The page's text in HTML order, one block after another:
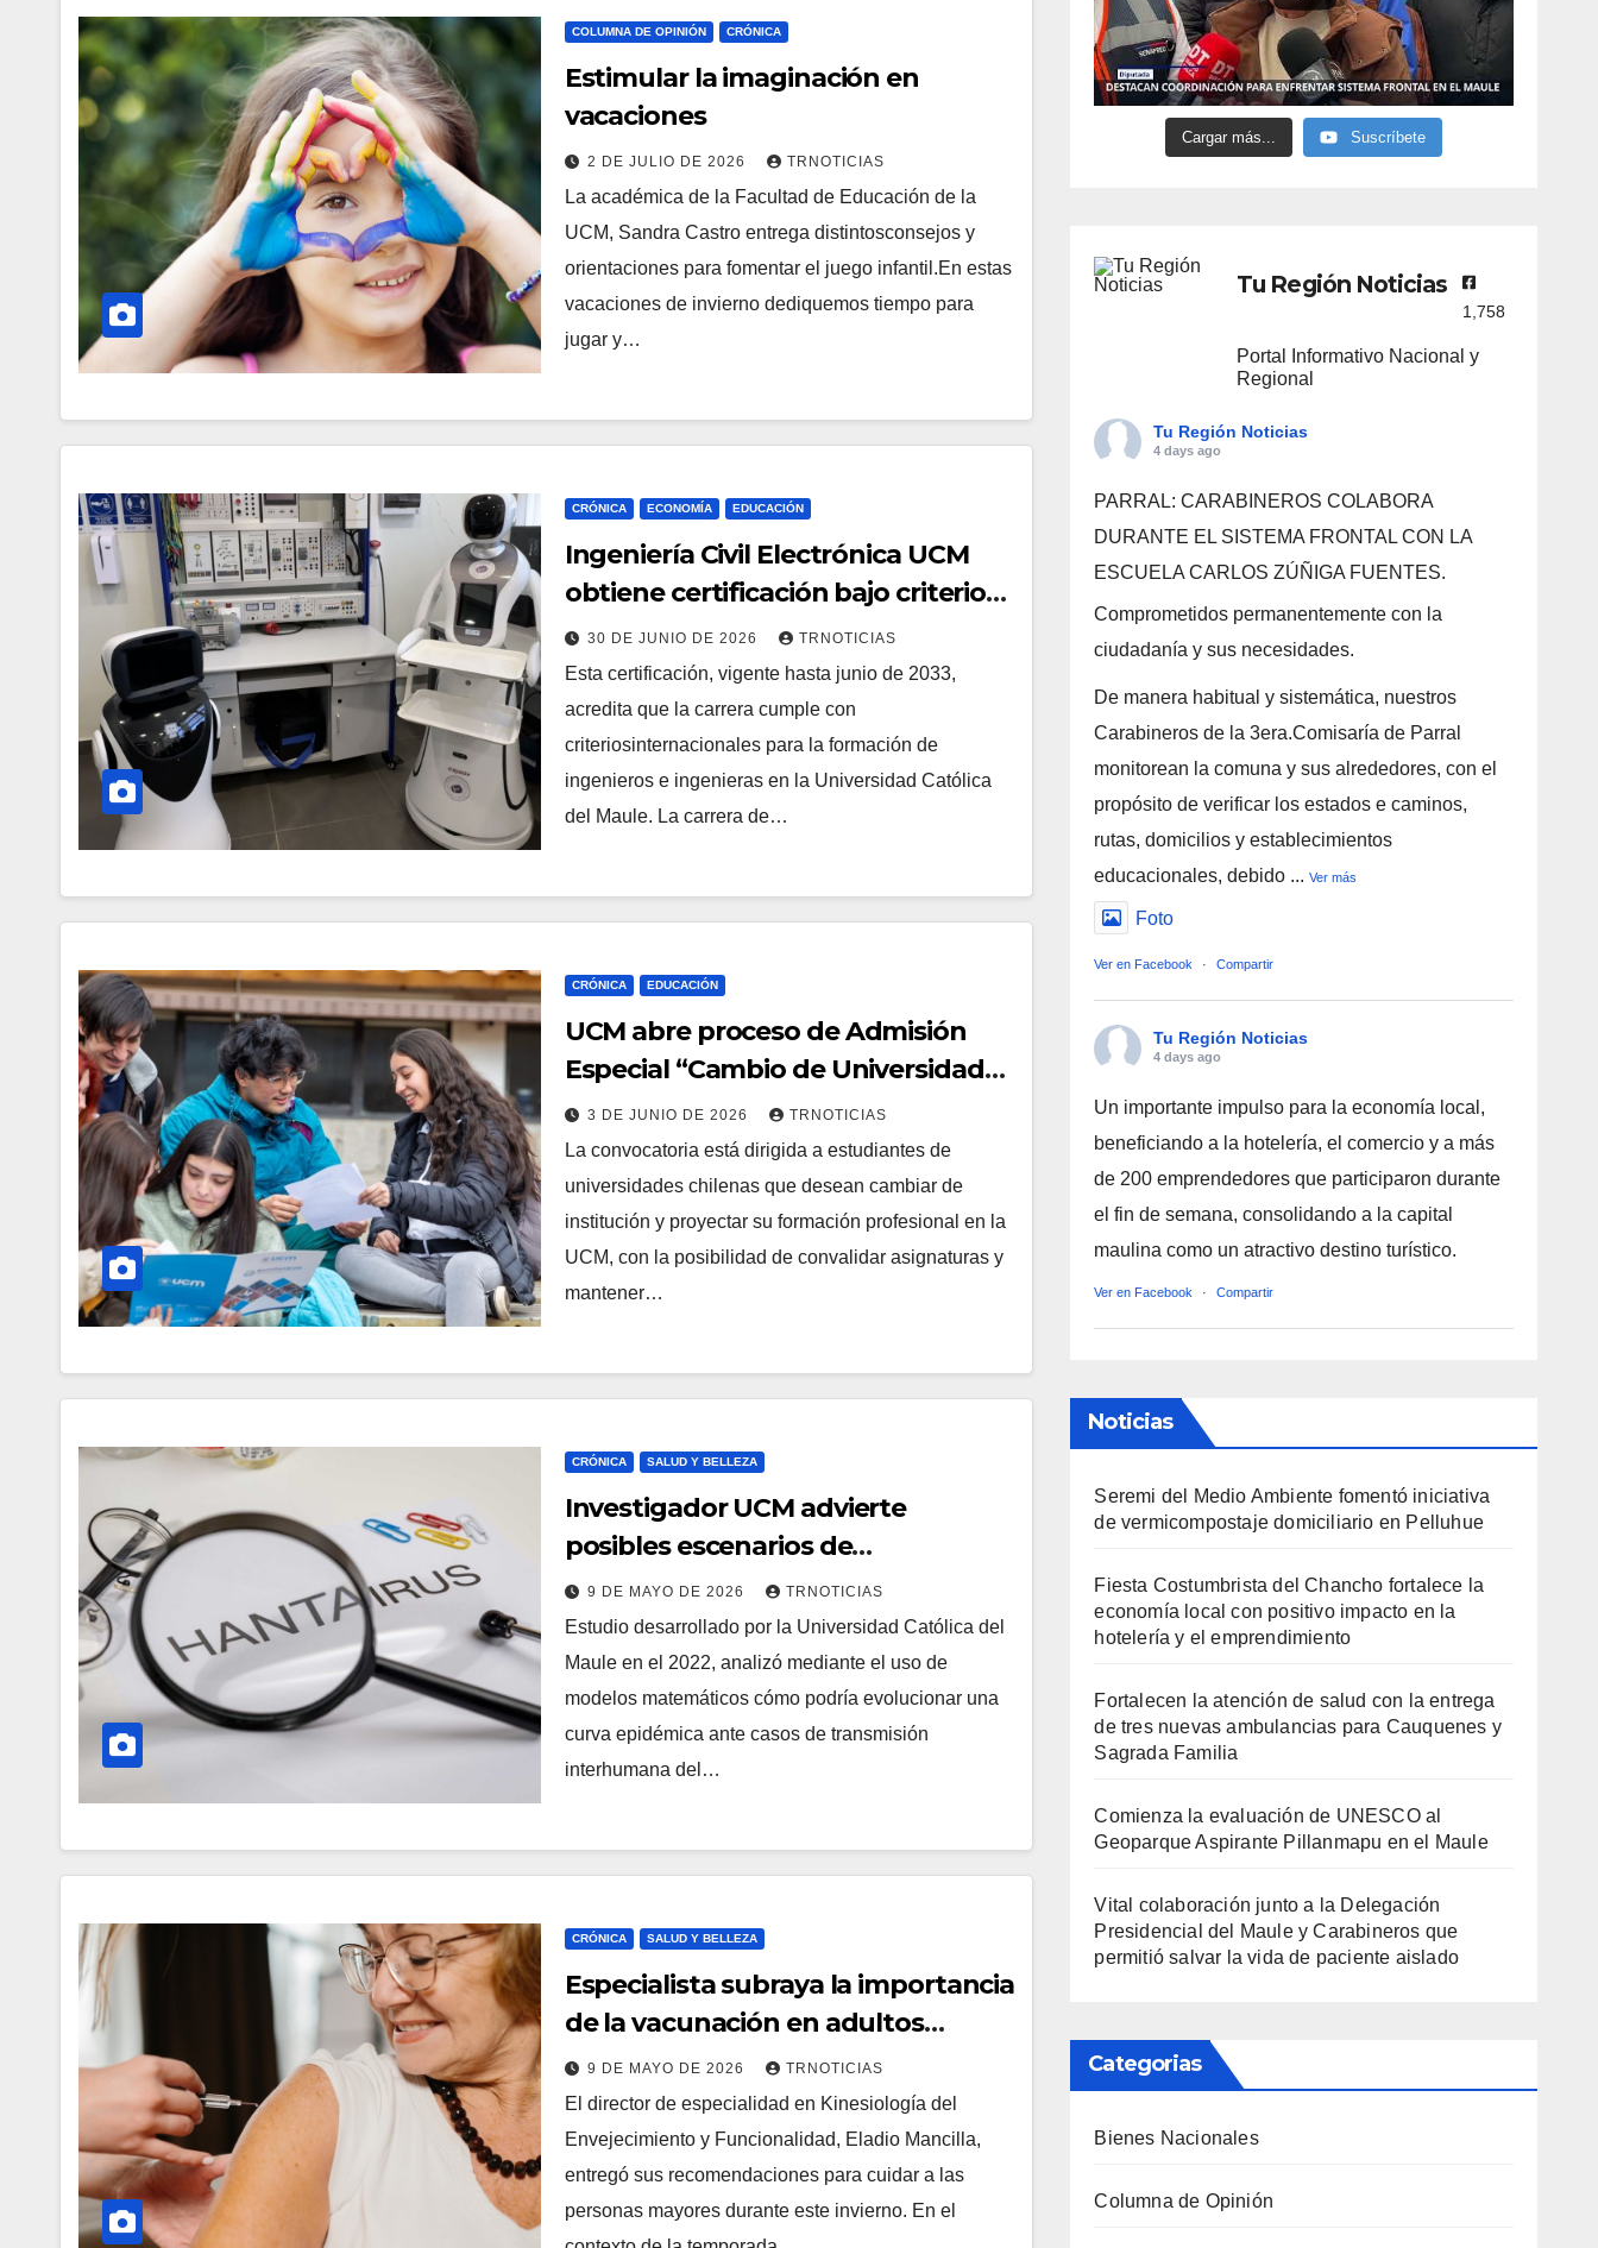
COLUMNA DE OPINIÓN CRÓNICA
Estimular la imaginación en
vacaciones
2 DE JULIO DE 2026 TRNOTICIAS
La académica de la Facultad de Educación de la
UCM, Sandra Castro entrega distintosconsejos y
orientaciones para fomentar el juego infantil.En estas
vacaciones de invierno dediquemos tiempo para
jugar y…
CRÓNICA ECONOMÍA EDUCACIÓN
Ingeniería Civil Electrónica UCM
obtiene certificación bajo criterios
internacionales de calidad por
siete años
30 DE JUNIO DE 2026 TRNOTICIAS
Esta certificación, vigente hasta junio de 2033,
acredita que la carrera cumple con
criteriosinternacionales para la formación de
ingenieros e ingenieras en la Universidad Católica
del Maule. La carrera de…
CRÓNICA EDUCACIÓN
UCM abre proceso de Admisión
Especial “Cambio de Universidad
Chilena 2026”
3 DE JUNIO DE 2026 TRNOTICIAS
La convocatoria está dirigida a estudiantes de
universidades chilenas que desean cambiar de
institución y proyectar su formación profesional en la
UCM, con la posibilidad de convalidar asignaturas y
mantener…
CRÓNICA SALUD Y BELLEZA
Investigador UCM advierte
posibles escenarios de
propagación del hantavirus entre
personas
9 DE MAYO DE 2026 TRNOTICIAS
Estudio desarrollado por la Universidad Católica del
Maule en el 2022, analizó mediante el uso de
modelos matemáticos cómo podría evolucionar una
curva epidémica ante casos de transmisión
interhumana del…
CRÓNICA SALUD Y BELLEZA
Especialista subraya la importancia
de la vacunación en adultos
mayores frente a enfermedades
respiratorias
9 DE MAYO DE 2026 TRNOTICIAS
El director de especialidad en Kinesiología del
Envejecimiento y Funcionalidad, Eladio Mancilla,
entregó sus recomendaciones para cuidar a las
personas mayores durante este invierno. En el
Cargar más... Suscríbete
Tu Región Noticias
1,758
Portal Informativo Nacional y
Regional
Tu Región Noticias
4 days ago
PARRAL: CARABINEROS COLABORA
DURANTE EL SISTEMA FRONTAL CON LA
ESCUELA CARLOS ZÚÑIGA FUENTES.
Comprometidos permanentemente con la
ciudadanía y sus necesidades.
De manera habitual y sistemática, nuestros
Carabineros de la 3era.Comisaría de Parral
monitorean la comuna y sus alrededores, con el
propósito de verificar los estados e caminos,
rutas, domicilios y establecimientos
educacionales, debido ...Ver más
Foto
Ver en Facebook · Compartir
Tu Región Noticias
4 days ago
Un importante impulso para la economía local,
beneficiando a la hotelería, el comercio y a más
de 200 emprendedores que participaron durante
el fin de semana, consolidando a la capital
maulina como un atractivo destino turístico.
Ver en Facebook · Compartir
Noticias
Seremi del Medio Ambiente fomentó iniciativa
de vermicompostaje domiciliario en Pelluhue
Fiesta Costumbrista del Chancho fortalece la
economía local con positivo impacto en la
hotelería y el emprendimiento
Fortalecen la atención de salud con la entrega
de tres nuevas ambulancias para Cauquenes y
Sagrada Familia
Comienza la evaluación de UNESCO al
Geoparque Aspirante Pillanmapu en el Maule
Vital colaboración junto a la Delegación
Presidencial del Maule y Carabineros que
permitió salvar la vida de paciente aislado
Categorias
Bienes Nacionales
Columna de Opinión